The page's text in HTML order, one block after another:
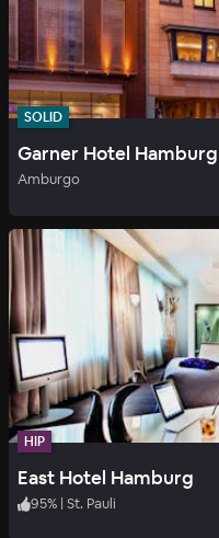
SOLID
Garner Hotel
Amburgo
HIP
East Hotel Hamburg
95% | St. Pauli